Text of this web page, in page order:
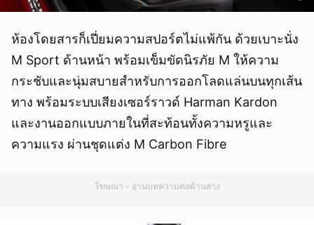
ห้องโดยสารก็เปี่ยมความสปอร์ตไม่แพ้กัน ด้วยเบาะนั่ง
M Sport ด้านหน้า พร้อมเข็มขัดนิรภัย M ให้ความ
กระชับและนุ่มสบายสำหรับการออกโลดแล่นบนทุกเส้น
ทาง พร้อมระบบเสียงเซอร์ราวด์ Harman Kardon
และงานออกแบบภายในที่สะท้อนทั้งความหรูและ
ความแรง ผ่านชุดแต่ง M Carbon Fibre
โฆษณา - อ่านบทความต่อด้านล่าง